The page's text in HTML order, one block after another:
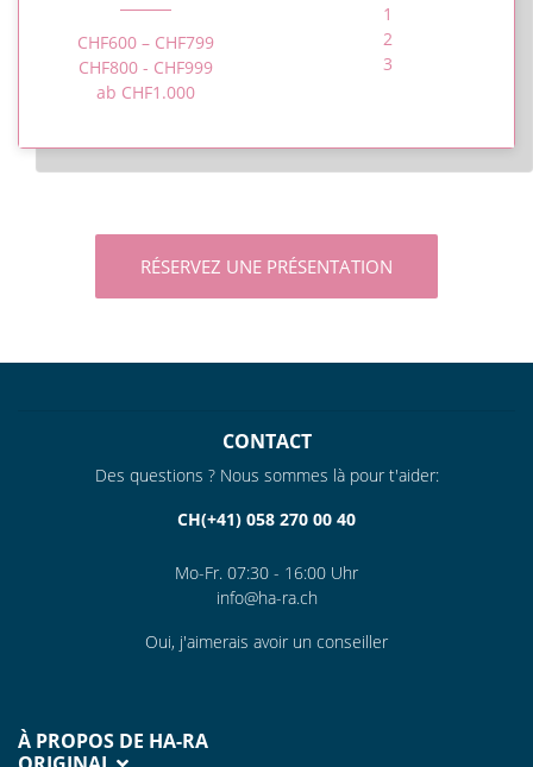
CHF600 – CHF799
CHF800 - CHF999
ab CHF1.000
1
2
3
RÉSERVEZ UNE PRÉSENTATION
CONTACT
Des questions ? Nous sommes là pour t'aider:
CH(+41) 058 270 00 40
Mo-Fr. 07:30 - 16:00 Uhr
info@ha-ra.ch
Oui, j'aimerais avoir un conseiller
À PROPOS DE HA-RA